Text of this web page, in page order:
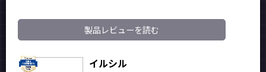
製品レビューを読む
イルシル